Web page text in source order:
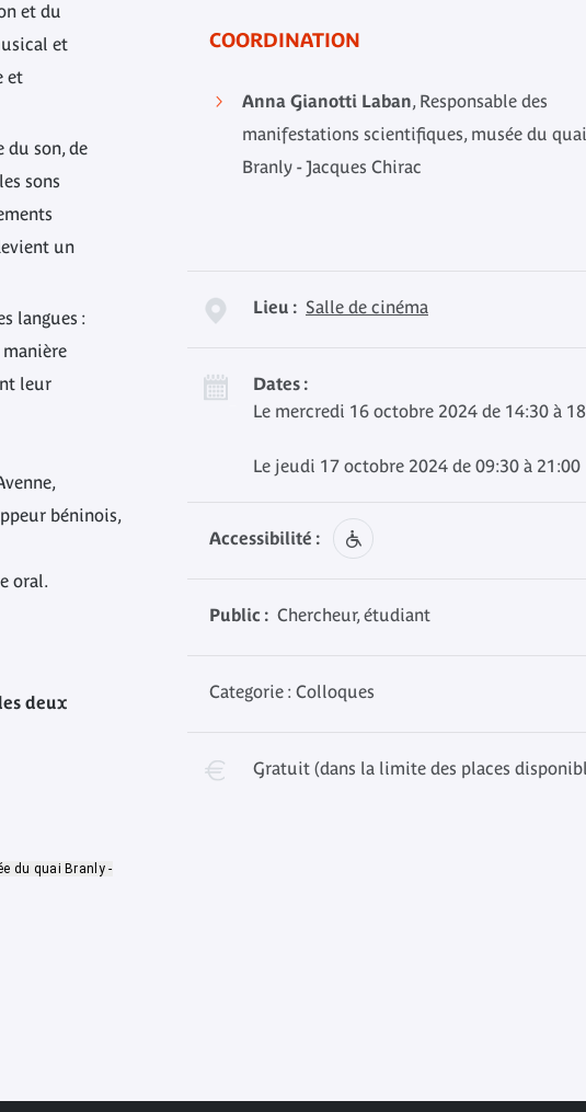
et du
et
et
du son, de
sons
un
langues :
manière
leur
béninois,
oral.
deux
du quai Branly -
COORDINATION
Anna Gianotti Laban, Responsable des
manifestations scientifiques, musée du quai
Branly - Jacques Chirac
Lieu : Salle de cinéma
Dates :
Le mercredi 16 octobre 2024 de 14:30 à
Le jeudi 17 octobre 2024 de 09:30 à 21:00
Accessibilité :
Public : Chercheur, étudiant
Categorie : Colloques
Gratuit (dans la limite des places